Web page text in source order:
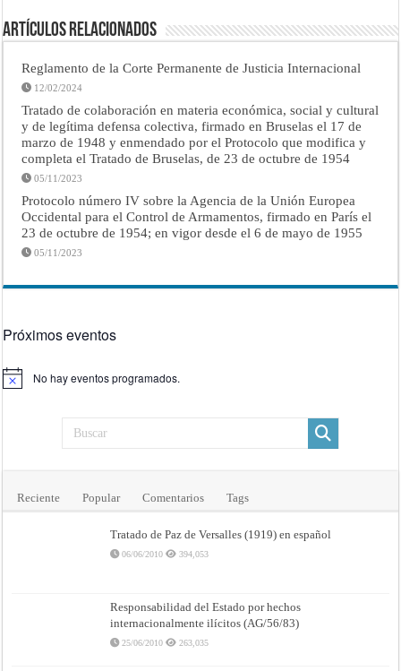
Artículos Relacionados
Reglamento de la Corte Permanente de Justicia Internacional
12/02/2024
Tratado de colaboración en materia económica, social y cultural
y de legítima defensa colectiva, firmado en Bruselas el 17 de
marzo de 1948 y enmendado por el Protocolo que modifica y
completa el Tratado de Bruselas, de 23 de octubre de 1954
05/11/2023
Protocolo número IV sobre la Agencia de la Unión Europea
Occidental para el Control de Armamentos, firmado en París el
23 de octubre de 1954; en vigor desde el 6 de mayo de 1955
05/11/2023
Próximos eventos
Aviso No hay eventos programados.
Reciente Popular Comentarios Tags
Tratado de Paz de Versalles (1919) en español
06/06/2010 394,053
Responsabilidad del Estado por hechos
internacionalmente ilícitos (AG/56/83)
25/06/2010 263,035